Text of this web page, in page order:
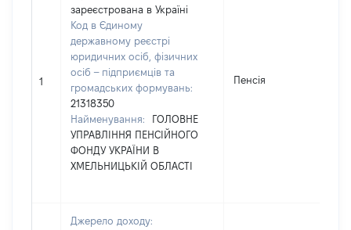
1
зареєстрована в Україні
Код в Єдиному
державному реєстрі
юридичних осіб, фізичних
осіб – підприємців та
громадських формувань:
21318350
Найменування:
ГОЛОВНЕ
УПРАВЛІННЯ ПЕНСІЙНОГО
ФОНДУ УКРАЇНИ В
ХМЕЛЬНИЦЬКІЙ ОБЛАСТІ
Пенсія
Джерело доходу: